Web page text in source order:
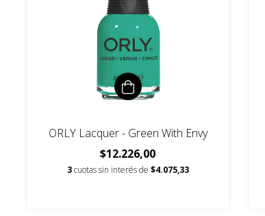
ORLY Lacquer - Green With Envy
$12.226,00
3cuotas sin interés de $4.075,33